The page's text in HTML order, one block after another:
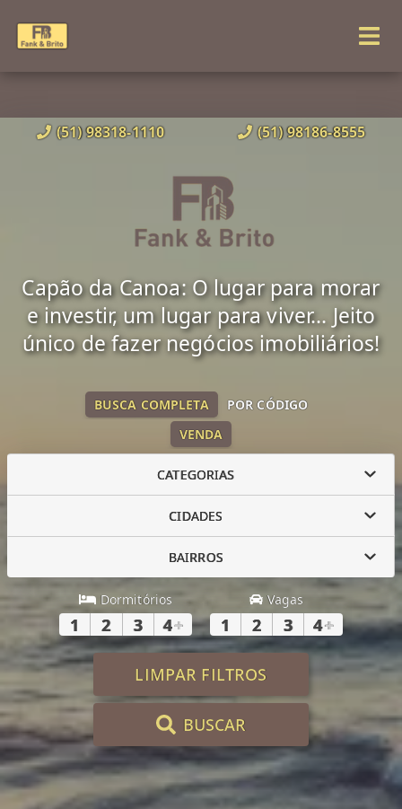
(51) 98318-1110 (51) 98186-8555
Capão da Canoa: O lugar para morar
e investir, um lugar para viver... Jeito
único de fazer negócios imobiliários!
VENDA
BUSCA COMPLETA POR CÓDIGO
CATEGORIAS
CIDADES
BAIRROS
Dormitórios
1 2 3 4+
Vagas
1 2 3 4+
LIMPAR FILTROS
BUSCAR